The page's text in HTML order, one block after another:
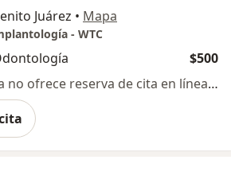
Juárez • Mapa
- WTC
$500
Este especialista no ofrece reserva de cita en línea en esta dirección.